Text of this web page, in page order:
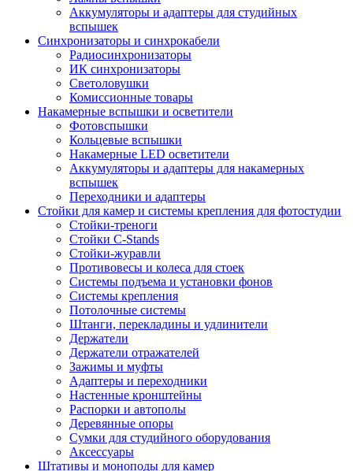
Аккумуляторы и адаптеры для студийных
вспышек
Синхронизаторы и синхрокабели
Радиосинхронизаторы
ИК синхронизаторы
Светоловушки
Комиссионные товары
Накамерные вспышки и осветители
Фотовспышки
Кольцевые вспышки
Накамерные LED осветители
Аккумуляторы и адаптеры для накамерных
вспышек
Переходники и адаптеры
Стойки для камер и системы крепления для фотостудии
Стойки-треноги
Стойки C-Stands
Стойки-журавли
Противовесы и колеса для стоек
Системы подъема и установки фонов
Системы крепления
Потолочные системы
Штанги, перекладины и удлинители
Держатели
Держатели отражателей
Зажимы и муфты
Адаптеры и переходники
Настенные кронштейны
Распорки и автополы
Деревянные опоры
Сумки для студийного оборудования
Аксессуары
Штативы и моноподы для камер